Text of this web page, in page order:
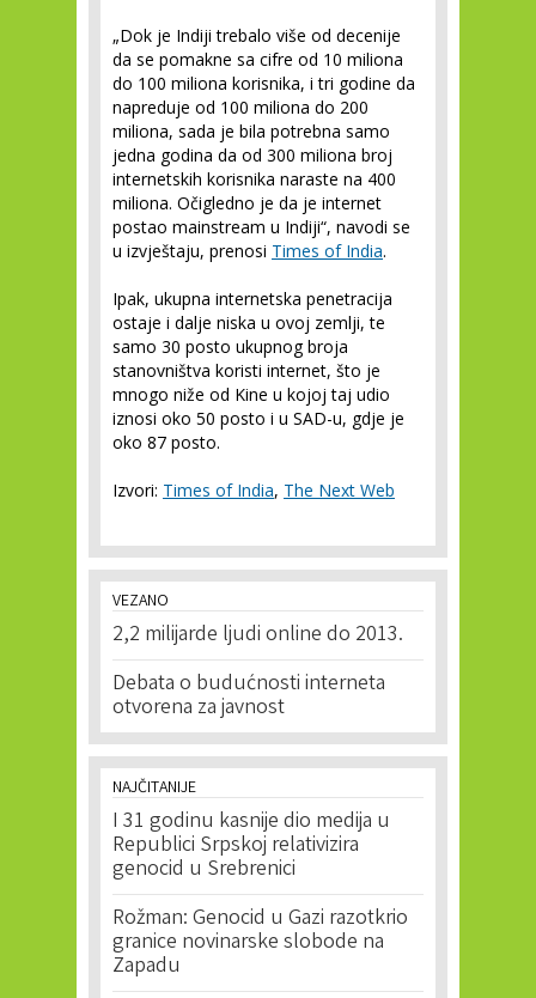
„Dok je Indiji trebalo više od decenije
da se pomakne sa cifre od 10 miliona
do 100 miliona korisnika, i tri godine da
napreduje od 100 miliona do 200
miliona, sada je bila potrebna samo
jedna godina da od 300 miliona broj
internetskih korisnika naraste na 400
miliona. Očigledno je da je internet
postao mainstream u Indiji“, navodi se
u izvještaju, prenosi Times of India.
Ipak, ukupna internetska penetracija
ostaje i dalje niska u ovoj zemlji, te
samo 30 posto ukupnog broja
stanovništva koristi internet, što je
mnogo niže od Kine u kojoj taj udio
iznosi oko 50 posto i u SAD-u, gdje je
oko 87 posto.
Izvori: Times of India, The Next Web
VEZANO
2,2 milijarde ljudi online do 2013.
Debata o budućnosti interneta
otvorena za javnost
NAJČITANIJE
I 31 godinu kasnije dio medija u
Republici Srpskoj relativizira
genocid u Srebrenici
Rožman: Genocid u Gazi razotkrio
granice novinarske slobode na
Zapadu